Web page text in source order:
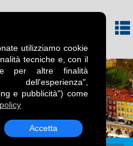
utilizziamo cookie
tecniche e, con il
per altre finalità
e pubblicità") come
Accetta